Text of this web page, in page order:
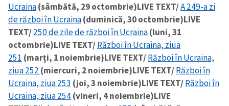
Ucraina(sâmbătă, 29 octombrie)LIVE TEXT/A 249-a zi
de război în Ucraina(duminică, 30 octombrie)LIVE
TEXT/250 de zile de război în Ucraina(luni, 31
octombrie)LIVE TEXT/Război în Ucraina, ziua
251 (marți, 1 noiembrie)LIVE TEXT/Război în Ucraina,
ziua 252 (miercuri, 2 noiembrie)LIVE TEXT/Război în
Ucraina, ziua 253 (joi, 3 noiembrie)LIVE TEXT/Război în
Ucraina, ziua 254(vineri, 4 noiembrie)LIVE